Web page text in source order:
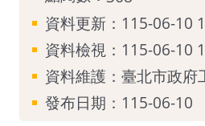
資料更新：115-06-10
資料檢視：115-06-10
資料維護：臺北市政府
發布日期：115-06-10